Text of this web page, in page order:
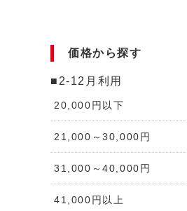
価格から探す
■2-12月利用
20,000円以下
21,000～30,000円
31,000～40,000円
41,000円以上